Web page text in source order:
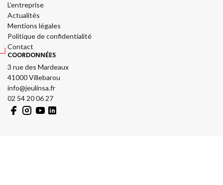
L’entreprise
Actualités
Mentions légales
Politique de confidentialité
Contact
COORDONNÉES
3 rue des Mardeaux
41000 Villebarou
info@jeulinsa.fr
02 54 20 06 27